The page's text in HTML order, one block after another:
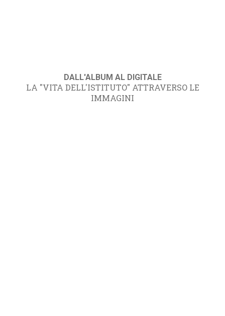
DALL'ALBUM AL DIGITALE
LA "VITA DELL'ISTITUTO" ATTRAVERSO LE
IMMAGINI